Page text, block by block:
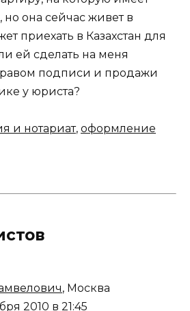
она сейчас живет в
приехать в Казахстан для
ей сделать на меня
подписи и продажи
у юриста?
и нотариат, оформление
, Москва
2010 в 21:45